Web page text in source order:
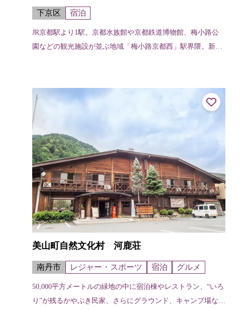
下京区 宿泊
JR京都駅より1駅。京都水族館や京都鉄道博物館、梅小路公
園などの観光施設が並ぶ地域「梅小路京都西」駅界隈。新駅
美山町自然文化村 河鹿荘
南丹市 レジャー・スポーツ 宿泊 グルメ
50,000平方メートルの緑地の中に宿泊棟やレストラン、“いろ
り”が残るかやぶき民家、さらにグラウンド、キャンプ場など